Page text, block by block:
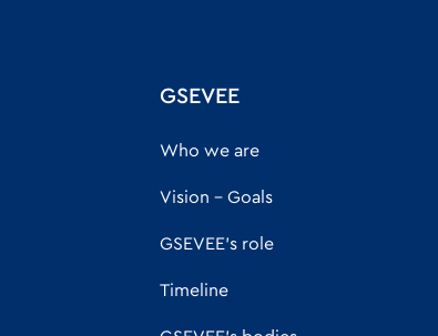
GSEVEE
Who we are
Vision - Goals
GSEVEE's role
Timeline